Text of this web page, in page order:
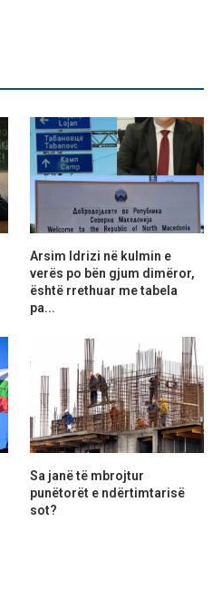
Arsim Idrizi në kulmin e
verës po bën gjum dimëror,
është rrethuar me tabela
pa...
Sa janë të mbrojtur
punëtorët e ndërtimtarisë
sot?